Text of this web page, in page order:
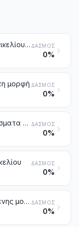
Θειούχα συμπήγματα νικελίου, συντήγματα (sinters) οξειδίων του νικελίου και άλλα ενδιάμεσα προϊόντα της μεταλλουργίας του νικελίου ΔΑΣΜΌΣ
0%
μορφή ΔΑΣΜΌΣ
0%
Απορρίμματα και θραύσματα νικελίου ΔΑΣΜΌΣ
0%
ΔΑΣΜΌΣ
0%
Ράβδοι, είδη καθορισμένης μορφής και σύρματα, από νικέλιο ΔΑΣΜΌΣ
0%